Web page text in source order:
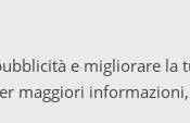
e migliorare la
maggiori